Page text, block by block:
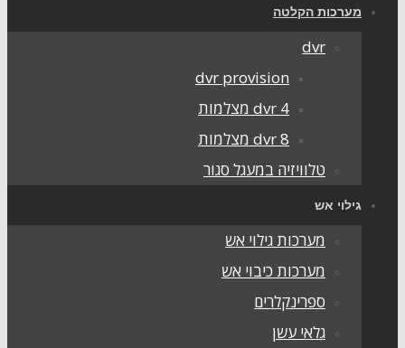
מערכות הקלטה
dvr
dvr provision
dvr 4 מצלמות
dvr 8 מצלמות
טלוויזיה במעגל סגור
גילוי אש
מערכות גילוי אש
מערכות כיבוי אש
ספרינקלרים
גלאי עשן